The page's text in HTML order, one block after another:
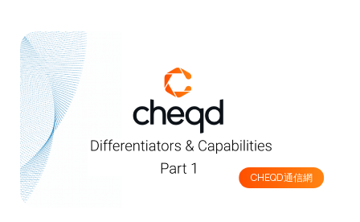
CHEQD通信網